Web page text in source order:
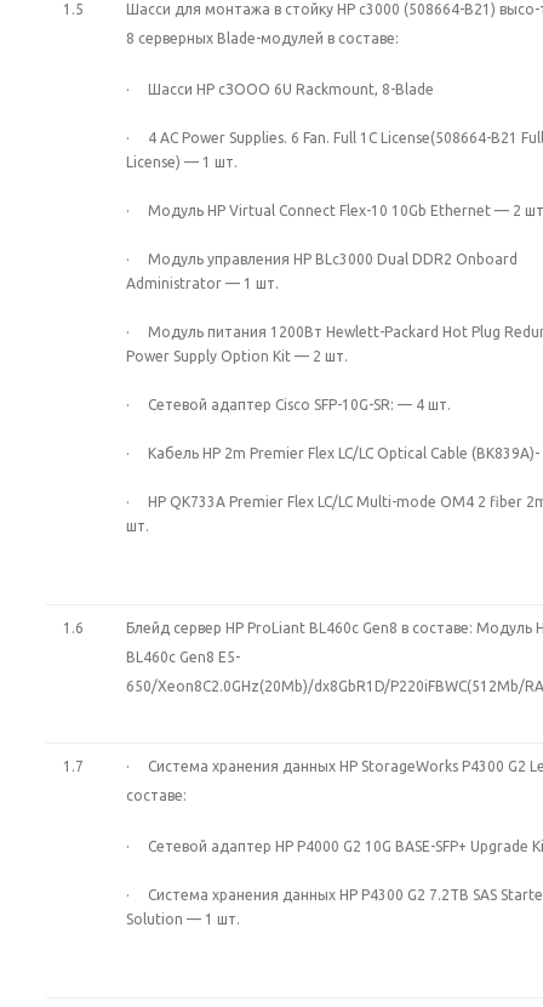
1.5
Шасси для монтажа в стойку HP c3000 (508664-B21)
8 серверных Blade-модулей в составе:
· Шасси HP сЗООО 6U Rackmount, 8-Blade
· 4 AC Power Supplies. 6 Fan. Full 1С License(508664-B21
License) — 1 шт.
· Модуль HP Virtual Connect Flex-10 10Gb Ethernet — 2
· Модуль управления HP BLc3000 Dual DDR2 Onboard
Administrator — 1 шт.
· Модуль питания 1200Вт Hewlett-Packard Hot Plug
Power Supply Option Kit — 2 шт.
· Сетевой адаптер Cisco SFP-10G-SR: — 4 шт.
· Кабель HP 2m Premier Flex LC/LC Optical Cable
· HP QK733A Premier Flex LC/LC Multi-mode OM4 2 fiber
шт.
1.6
Блейд сервер HP ProLiant BL460c Gen8 в составе: Модуль
BL460c Gen8 E5-
650/Xeon8C2.0GHz(20Mb)/dx8GbR1D/P220iFBWC(512Mb/
1.7
· Система хранения данных HP StorageWorks P4300 G2
составе:
· Сетевой адаптер HP P4000 G2 10G BASE-SFP+ Upgrade
· Система хранения данных HP P4300 G2 7.2TB SAS
Solution — 1 шт.